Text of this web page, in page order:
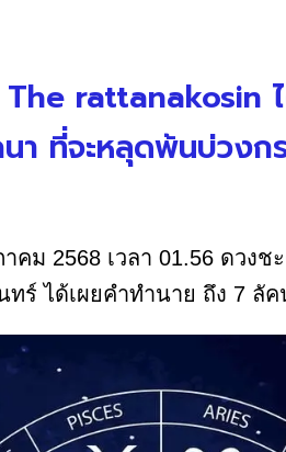
rattanakosin
า ที่จะหลุดพ้นบ่วงก
คม 2568 เวลา 01.56 ดวง
ร์ ได้เผยคำทำนาย ถึง 7 ลั